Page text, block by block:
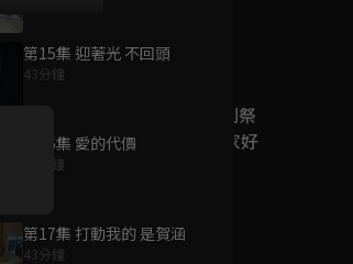
第15集 迎著光 不回頭
43分鐘
第16集 愛的代價
43分鐘
第17集 打動我的 是賀涵
43分鐘
7/21-8/20，盛夏追劇祭
升級VIP最優惠！獨家好